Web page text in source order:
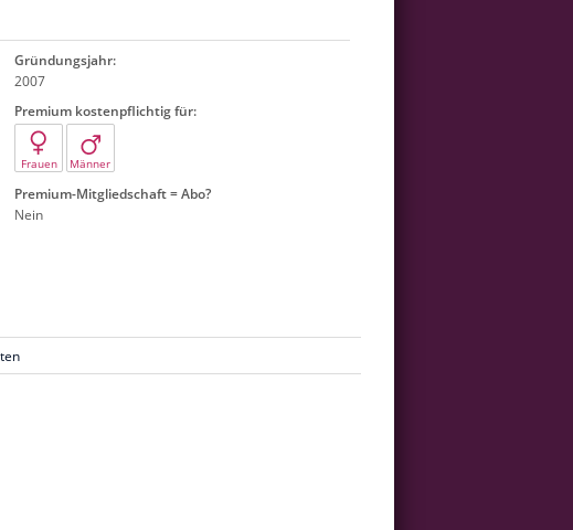
Gründungsjahr:
2007
Premium kostenpflichtig für:
Frauen Männer
Premium-Mitgliedschaft = Abo?
Nein